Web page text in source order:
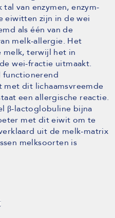
tal van enzymen, enzym-
eiwitten zijn in de wei
als één van de
melk-allergie. Het
melk, terwijl het in
wei-fractie uitmaakt.
functionerend
met dit lichaamsvreemde
een allergische reactie.
β-lactoglobuline bijna
met dit eiwit om te
uit de melk-matrix
melksoorten is